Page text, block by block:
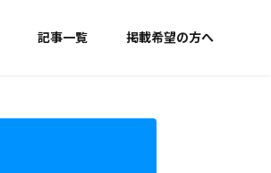
記事一覧 掲載希望の方へ